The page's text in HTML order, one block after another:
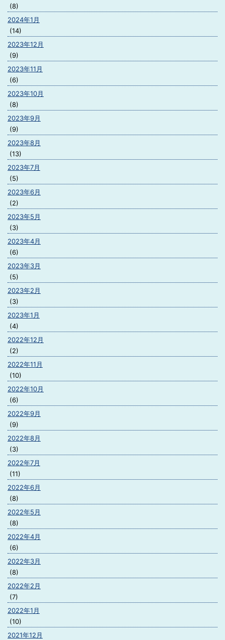
(8)
2024年1月
(14)
2023年12月
(9)
2023年11月
(6)
2023年10月
(8)
2023年9月
(9)
2023年8月
(13)
2023年7月
(5)
2023年6月
(2)
2023年5月
(3)
2023年4月
(6)
2023年3月
(5)
2023年2月
(3)
2023年1月
(4)
2022年12月
(2)
2022年11月
(10)
2022年10月
(6)
2022年9月
(9)
2022年8月
(3)
2022年7月
(11)
2022年6月
(8)
2022年5月
(8)
2022年4月
(6)
2022年3月
(8)
2022年2月
(7)
2022年1月
(10)
2021年12月